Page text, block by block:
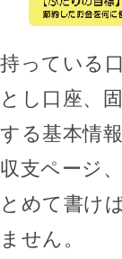
持っている
とし口座、
する基本情
収支ページ
とめて書け
ません。